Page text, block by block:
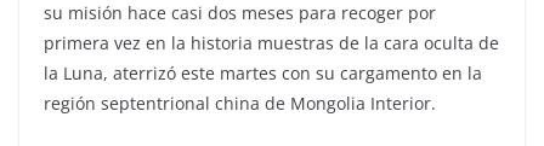
su misión hace casi dos meses para recoger por
primera vez en la historia muestras de la cara oculta de
la Luna, aterrizó este martes con su cargamento en la
región septentrional china de Mongolia Interior.